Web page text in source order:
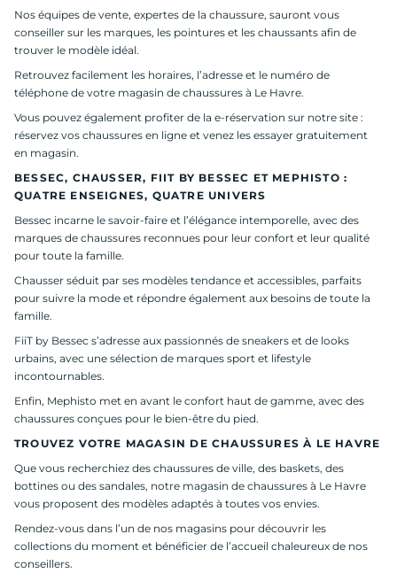
Nos équipes de vente, expertes de la chaussure, sauront vous
conseiller sur les marques, les pointures et les chaussants afin de
trouver le modèle idéal.
Retrouvez facilement les horaires, l’adresse et le numéro de
téléphone de votre magasin de chaussures à Le Havre.
Vous pouvez également profiter de la e-réservation sur notre site :
réservez vos chaussures en ligne et venez les essayer gratuitement
en magasin.
BESSEC, CHAUSSER, FIIT BY BESSEC ET MEPHISTO :
QUATRE ENSEIGNES, QUATRE UNIVERS
Bessec incarne le savoir-faire et l’élégance intemporelle, avec des
marques de chaussures reconnues pour leur confort et leur qualité
pour toute la famille.
Chausser séduit par ses modèles tendance et accessibles, parfaits
pour suivre la mode et répondre également aux besoins de toute la
famille.
FiiT by Bessec s’adresse aux passionnés de sneakers et de looks
urbains, avec une sélection de marques sport et lifestyle
incontournables.
Enfin, Mephisto met en avant le confort haut de gamme, avec des
chaussures conçues pour le bien-être du pied.
TROUVEZ VOTRE MAGASIN DE CHAUSSURES À LE HAVRE
Que vous recherchiez des chaussures de ville, des baskets, des
bottines ou des sandales, notre magasin de chaussures à Le Havre
vous proposent des modèles adaptés à toutes vos envies.
Rendez-vous dans l’un de nos magasins pour découvrir les
collections du moment et bénéficier de l’accueil chaleureux de nos
conseillers.